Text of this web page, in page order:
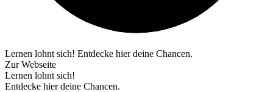
Lernen lohnt sich! Entdecke hier deine Chancen.
Zur Webseite
Lernen lohnt sich!
Entdecke hier deine Chancen.